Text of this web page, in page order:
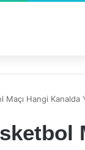
Maçı Hangi Kanalda